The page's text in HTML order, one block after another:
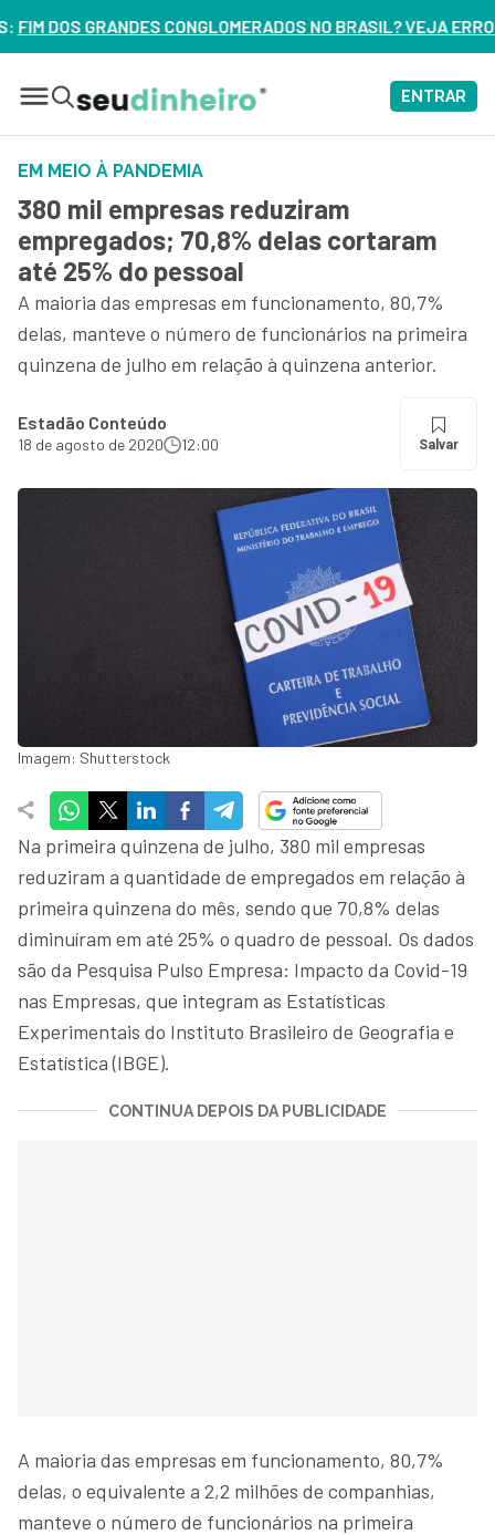
NO BRASIL? VEJA ERROS DE 3 DELES –
ENTRAR
EM MEIO À PANDEMIA
380 mil empresas reduziram
empregados; 70,8% delas cortaram
até 25% do pessoal
A maioria das empresas em funcionamento, 80,7%
delas, manteve o número de funcionários na primeira
quinzena de julho em relação à quinzena anterior.
Estadão Conteúdo
18 de agosto de 2020 12:00 Salvar
Imagem: Shutterstock
Na primeira quinzena de julho, 380 mil empresas
reduziram a quantidade de empregados em relação à
primeira quinzena do mês, sendo que 70,8% delas
diminuíram em até 25% o quadro de pessoal. Os dados
são da Pesquisa Pulso Empresa: Impacto da Covid-19
nas Empresas, que integram as Estatísticas
Experimentais do Instituto Brasileiro de Geografia e
Estatística (IBGE).
CONTINUA DEPOIS DA PUBLICIDADE
A maioria das empresas em funcionamento, 80,7%
delas, o equivalente a 2,2 milhões de companhias,
manteve o número de funcionários na primeira